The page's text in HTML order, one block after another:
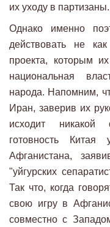
их уходу в партизаны.
Однако именно
действовать не
проекта, которым
национальная
народа. Напомним,
Иран, заверив их
исходит никакой
готовность Китая
Афганистана,
"уйгурских
Так что, когда
свою игру в
совместно с